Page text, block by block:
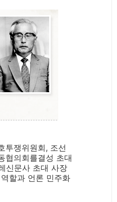
투쟁위원회, 조선
협의회를결성 초대
신문사 초대 사장
할과 언론 민주화